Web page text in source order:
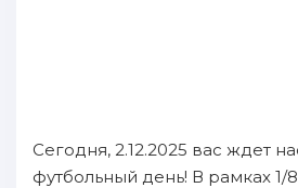
Сегодня, 2.12.2025 вас ждет
футбольный день! В рамках 1/